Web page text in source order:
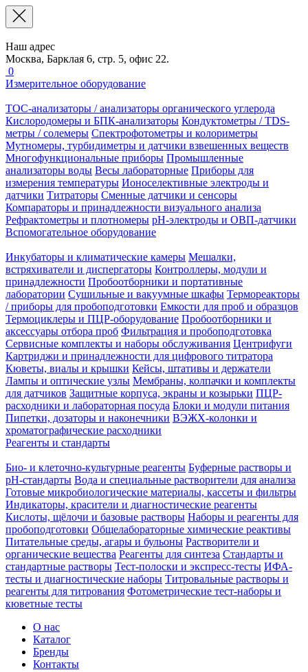
Наш адрес
Москва, Барклая 6, стр. 5, офис 22.
0
Измерительное оборудование
TOC-анализаторы / анализаторы органического углерода
Кислородомеры и БПК-анализаторы Кондуктометры / TDS-
метры / солемеры Спектрофотометры и колориметры
Мутномеры, турбидиметры и датчики взвешенных веществ
Многофункциональные приборы Промышленные
анализаторы воды Весы лабораторные Приборы для
измерения температуры Ионоселективные электроды и
датчики Титраторы Сменные датчики и сенсоры
Компараторы и принадлежности визуального анализа
Рефрактометры и плотномеры pH-электроды и ОВП-датчики
Вспомогательное оборудование
Инкубаторы и климатические камеры Мешалки,
встряхиватели и диспергаторы Контроллеры, модули и
принадлежности Пробоотборники и портативные
лаборатории Сушильные и вакуумные шкафы Термореакторы
/ приборы для пробоподготовки Емкости для проб и образцов
Термоциклеры и ПЦР-оборудование Пробоотборники и
аксессуары отбора проб Фильтрация и пробоподготовка
Сервисные комплекты и наборы обслуживания Центрифуги
Картриджи и принадлежности для цифрового титратора
Кюветы, виалы и крышки Кейсы, штативы и держатели
Лампы и оптические узлы Мембраны, колпачки и комплекты
для датчиков Защитные корпуса, экраны и козырьки ПЦР-
расходники и лабораторная посуда Блоки и модули питания
Пипетки, дозаторы и наконечники ВЭЖХ-колонки и
хроматографические расходники
Реагенты и стандарты
Био- и клеточно-культурные реагенты Буферные растворы и
pH-стандарты Вода и специальные растворители для анализа
Готовые микробиологические материалы, кассеты и фильтры
Индикаторы, красители и диагностические реагенты
Кислоты, щёлочи и базовые растворы Наборы и реагенты для
пробоподготовки Общелабораторные химические реактивы
Питательные среды, агары и бульоны Растворители и
органические вещества Реагенты для синтеза Стандарты и
стандартные растворы Тест-полоски и экспресс-тесты ИФА-
тесты и диагностические наборы Титровальные растворы и
реагенты для титрования Фотометрические тест-наборы и
кюветные тесты
О нас
Каталог
Бренды
Контакты